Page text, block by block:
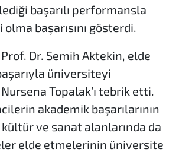
başarılı performansla
başarısını gösterdi.
Dr. Semih Aktekin, elde
üniversiteyi
Topalak’ı tebrik etti.
akademik başarılarının
kültür ve sanat alanlarında da
elde etmelerinin üniversite